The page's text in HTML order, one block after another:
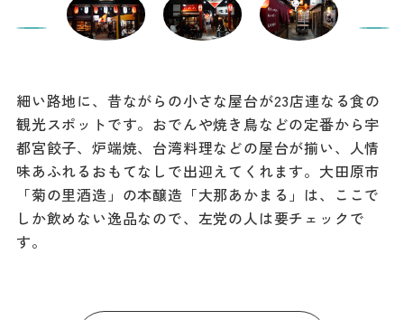
細い路地に、昔ながらの小さな屋台が23店連なる食の
観光スポットです。おでんや焼き鳥などの定番から宇
都宮餃子、炉端焼、台湾料理などの屋台が揃い、人情
味あふれるおもてなしで出迎えてくれます。大田原市
「菊の里酒造」の本醸造「大那あかまる」は、ここで
しか飲めない逸品なので、左党の人は要チェックで
す。